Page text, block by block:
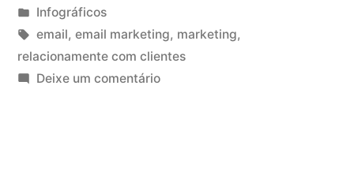
Infográficos
email, email marketing, marketing,
relacionamente com clientes
Deixe um comentário